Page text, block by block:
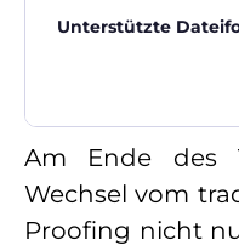
Unterstützte
Am Ende des
Wechsel vom
Proofing nicht